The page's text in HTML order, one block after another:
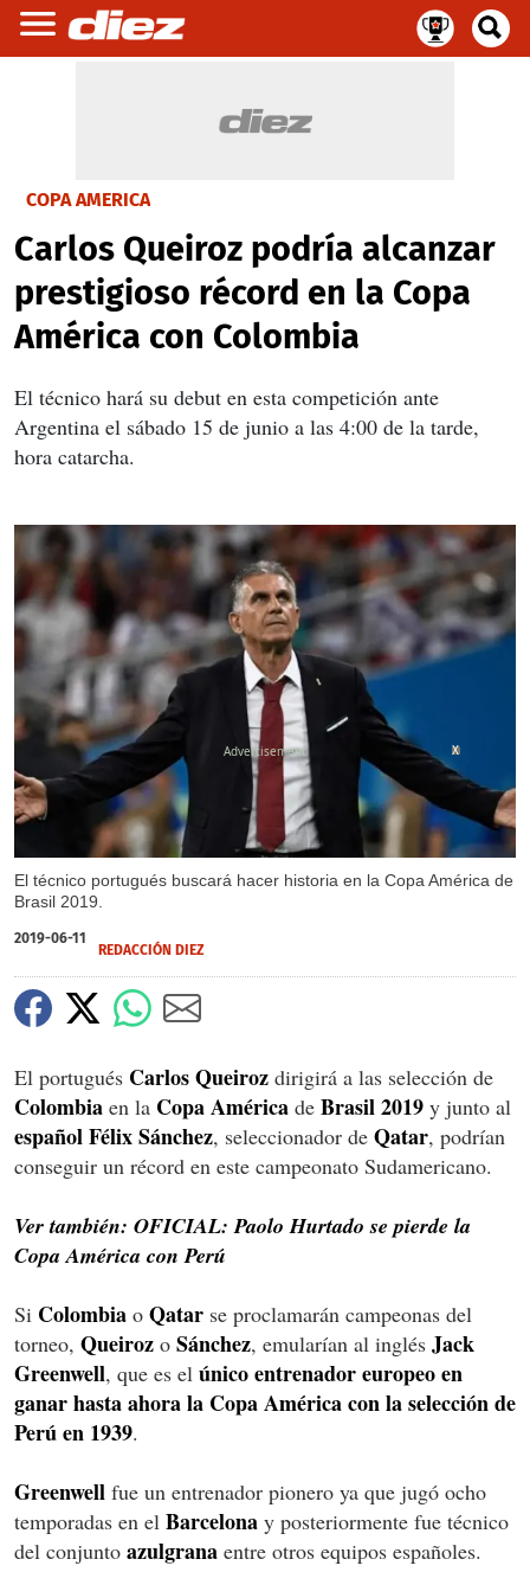
COPA AMERICA
Carlos Queiroz podría alcanzar
prestigioso récord en la Copa
América con Colombia
El técnico hará su debut en esta competición ante
Argentina el sábado 15 de junio a las 4:00 de la tarde,
hora catarcha.
El técnico portugués buscará hacer historia en la Copa América de
Brasil 2019.
X
2019-06-11
REDACCIÓN DIEZ
El portugués Carlos Queiroz dirigirá a las selección de
Colombia en la CopaAmérica de Brasil 2019 y junto al
español Félix Sánchez, seleccionador de Qatar, podrían
conseguir un récord en este campeonato Sudamericano.
Ver también: OFICIAL: Paolo Hurtado se pierde la
Copa América con Perú
Si Colombia o Qatar se proclamarán campeonas del
torneo, Queiroz o Sánchez, emularían al inglés Jack
Greenwell, que es el único entrenador europeo en
ganar hasta ahora la Copa América con la selección de
Perú en 1939.
Greenwell fue un entrenador pionero ya que jugó ocho
temporadas en el Barcelona y posteriormente fue técnico
del conjunto azulgrana entre otros equipos españoles.